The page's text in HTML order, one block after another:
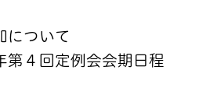
ついて
４回定例会会期日程